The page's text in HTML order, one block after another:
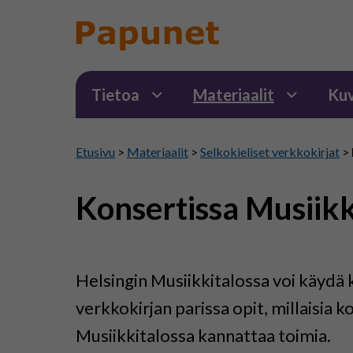
Tietoa Materiaalit
Etusivu > Materiaalit > Selkokieliset verkkokirjat >
Konsertissa
Helsingin Musiikkitalossa voi
verkkokirjan parissa opit, millaisia
Musiikkitalossa kannattaa toimia.